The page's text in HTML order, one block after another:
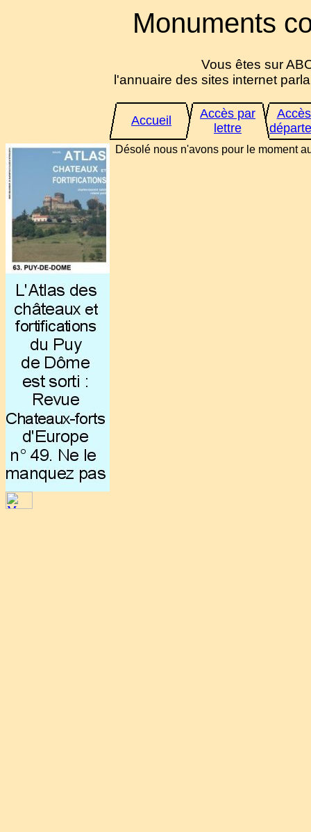
Monuments
Vous êtes sur
l'annuaire des sites internet
Accueil
Accès par
lettre
Désolé nous n'avons pour le moment